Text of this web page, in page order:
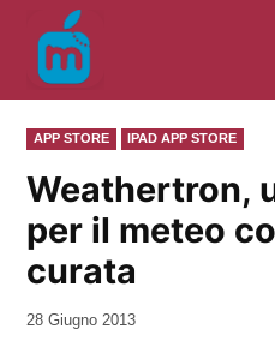
contenuto
PUBBLICATO
IN
APP STORE IPAD APP STORE
Weathertron,
per il meteo
curata
da
28 Giugno 2013